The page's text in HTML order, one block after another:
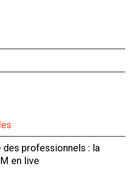
professionnels : la
en live